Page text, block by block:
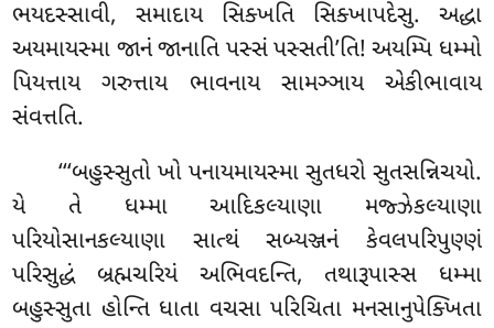
ભયદસ્સાવી, સમાદાય સિક્ખતિ સિક્ખાપદેસુ. અદ્ધા
અયમાયસ્મા જાનં જાનાતિ પસ્સં પસ્સતી’તિ! અયમ્પિ ધમ્મો
પિયત્તાય ગરુત્તાય ભાવનાય સામઞ્ઞાય એકીભાવાય
સંવત્તતિ.
‘‘‘બહુસ્સુતો ખો પનાયમાયસ્મા સુતધરો સુતસન્નિચયો.
યે તે ધમ્મા આદિકલ્યાણા મજ્ઝેકલ્યાણા
પરિયોસાનકલ્યાણા સાત્થં સબ્યઞ્જનં કેવલપરિપુણ્ણં
પરિસુદ્ધં બ્રહ્મચરિયં અભિવદન્તિ, તથારૂપાસ્સ ધમ્મા
બહુસ્સુતા હોન્તિ ધાતા વચસા પરિચિતા મનસાનુપેક્ખિતા